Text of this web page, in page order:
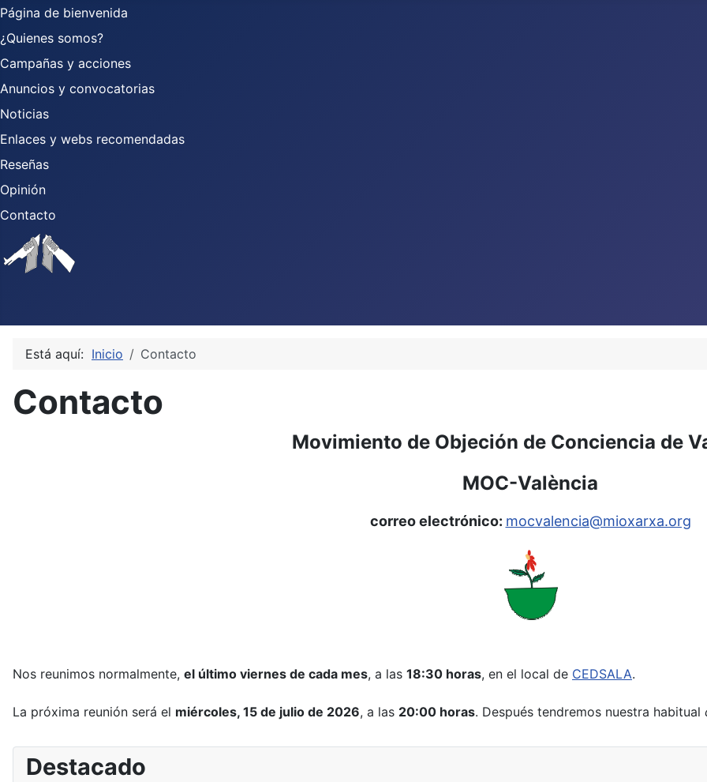
Página de bienvenida
¿Quienes somos?
Campañas y acciones
Anuncios y convocatorias
Noticias
Enlaces y webs recomendadas
Reseñas
Opinión
Contacto
Está aquí: Inicio Contacto
Contacto
Movimiento de Objeción de Conciencia de
MOC-València
correo electrónico: mocvalencia@mioxarxa.org
Nos reunimos normalmente, el último viernes de cada mes, a las 18:30 horas, en el local de CEDSALA.
La próxima reunión será el miércoles, 15 de julio de 2026, a las 20:00 horas. Después tendremos nuestra habitual
Destacado